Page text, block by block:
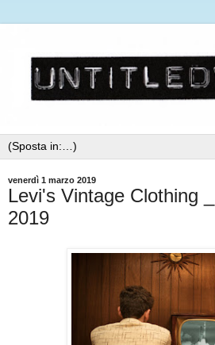
venerdì 1 marzo 2019
Levi's Vintage Clothing
2019